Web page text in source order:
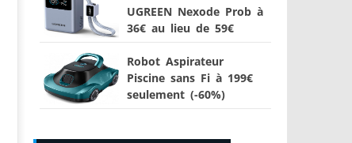
UGREEN Nexode Prob à
36€ au lieu de 59€
Robot Aspirateur
Piscine sans Fi à 199€
seulement (-60%)